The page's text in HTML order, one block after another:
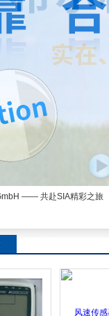
—— 共赴SIA精彩之旅